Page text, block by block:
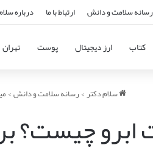
رسانه سلامت و دانش ارتباط با ما درباره
کتاب ارز دیجیتال پوست تهران
سلام دکتر>رسانه سلامت و دانش>
ابرو چیست؟